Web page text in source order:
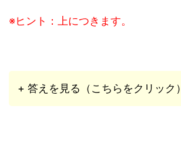
※ヒント：上につきます。
+ 答えを見る（こちらをクリック）